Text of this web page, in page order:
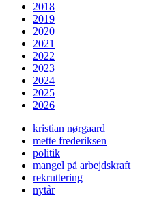
2018
2019
2020
2021
2022
2023
2024
2025
2026
kristian nørgaard
mette frederiksen
politik
mangel på arbejdskraft
rekruttering
nytår